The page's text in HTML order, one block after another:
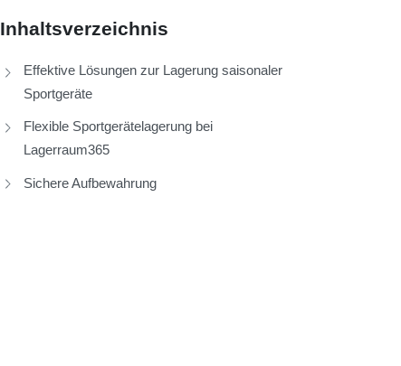
Inhaltsverzeichnis
Effektive Lösungen zur Lagerung saisonaler
Sportgeräte
Flexible Sportgerätelagerung bei
Lagerraum365
Sichere Aufbewahrung